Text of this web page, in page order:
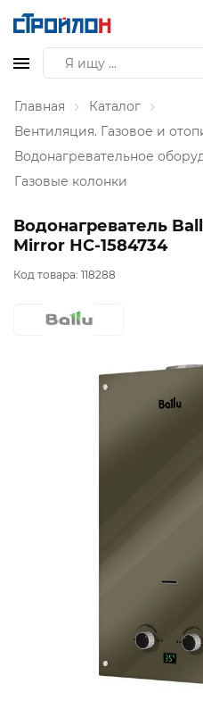
Главная
Каталог
Водонагревательное
Газовые колонки
Водонагреватель
Mirror НС-1584734
Код товара: 118288